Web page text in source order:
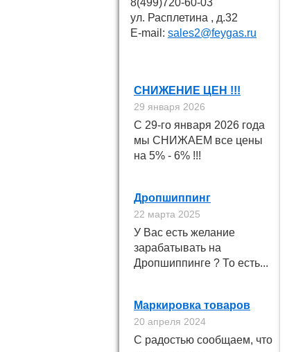
8(499)720-60-03
ул. Расплетина , д.32
E-mail: sales2@feygas.ru
СНИЖЕНИЕ ЦЕН !!!
29 января 2026
С 29-го января 2026 года
мы СНИЖАЕМ все цены
на 5% - 6% !!!
Дропшиппинг
22 марта 2025
У Вас есть желание
зарабатывать на
Дропшиппинге ? То есть...
Маркировка товаров
20 апреля 2024
С радостью сообщаем, что